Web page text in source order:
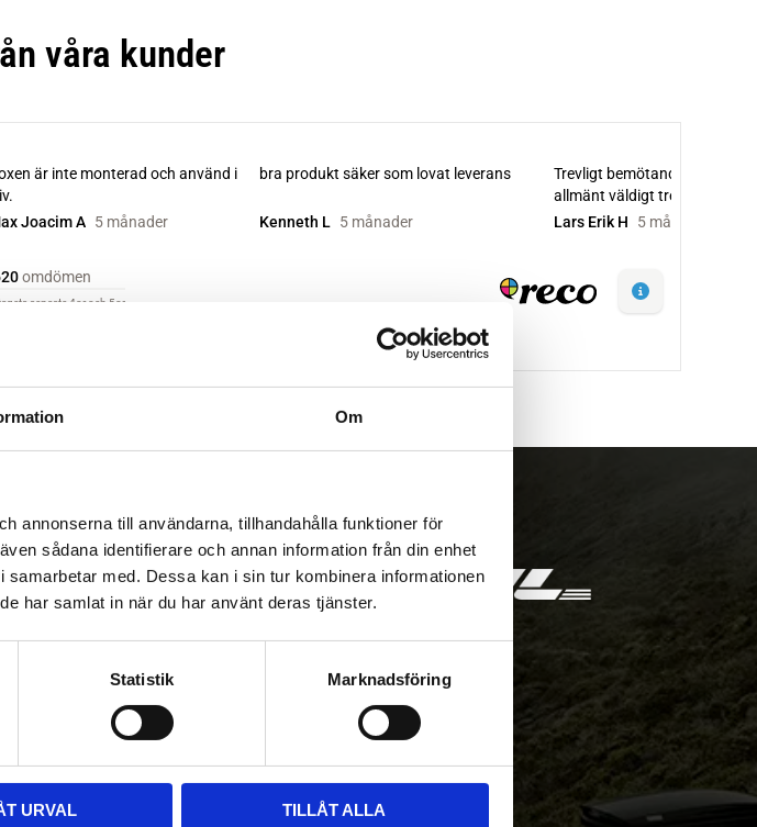
Om
annonserna till användarna, tillhandahålla funktioner för
sådana identifierare och annan information från din enhet
med. Dessa kan i sin tur kombinera informationen
har samlat in när du har använt deras tjänster.
Statistik Marknadsföring
URVAL TILLÅT ALLA
|| Hämta på lagret med/utan montering